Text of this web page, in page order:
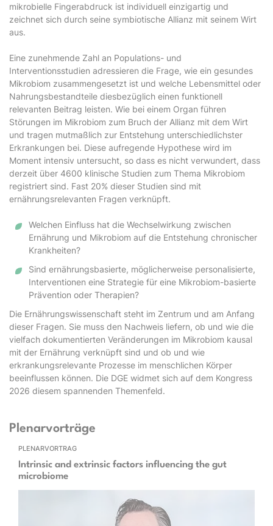
mikrobielle Fingerabdruck ist individuell einzigartig und
zeichnet sich durch seine symbiotische Allianz mit seinem Wirt
aus.
Eine zunehmende Zahl an Populations- und
Interventionsstudien adressieren die Frage, wie ein gesundes
Mikrobiom zusammengesetzt ist und welche Lebensmittel oder
Nahrungsbestandteile diesbezüglich einen funktionell
relevanten Beitrag leisten. Wie bei einem Organ führen
Störungen im Mikrobiom zum Bruch der Allianz mit dem Wirt
und tragen mutmaßlich zur Entstehung unterschiedlichster
Erkrankungen bei. Diese aufregende Hypothese wird im
Moment intensiv untersucht, so dass es nicht verwundert, dass
derzeit über 4600 klinische Studien zum Thema Mikrobiom
registriert sind. Fast 20% dieser Studien sind mit
ernährungsrelevanten Fragen verknüpft.
Welchen Einfluss hat die Wechselwirkung zwischen
Ernährung und Mikrobiom auf die Entstehung chronischer
Krankheiten?
Sind ernährungsbasierte, möglicherweise personalisierte,
Interventionen eine Strategie für eine Mikrobiom-basierte
Prävention oder Therapien?
Die Ernährungswissenschaft steht im Zentrum und am Anfang
dieser Fragen. Sie muss den Nachweis liefern, ob und wie die
vielfach dokumentierten Veränderungen im Mikrobiom kausal
mit der Ernährung verknüpft sind und ob und wie
erkrankungsrelevante Prozesse im menschlichen Körper
beeinflussen können. Die DGE widmet sich auf dem Kongress
2026 diesem spannenden Themenfeld.
Plenarvorträge
PLENARVORTRAG
Intrinsic and extrinsic factors influencing the gut
microbiome